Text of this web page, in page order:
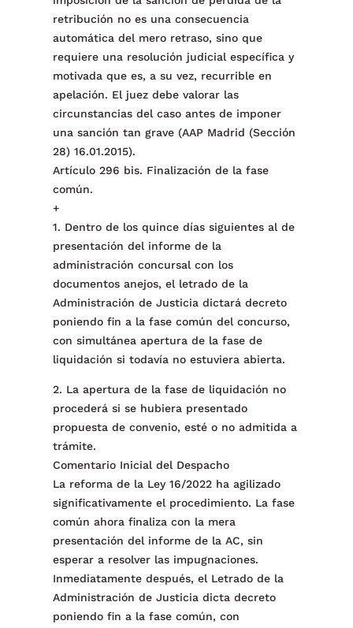
retribución no es una consecuencia
automática del mero retraso, sino que
requiere una resolución judicial específica y
motivada que es, a su vez, recurrible en
apelación. El juez debe valorar las
circunstancias del caso antes de imponer
una sanción tan grave (AAP Madrid (Sección
28) 16.01.2015).
Artículo 296 bis. Finalización de la fase
común.
+
1. Dentro de los quince días siguientes al de
presentación del informe de la
administración concursal con los
documentos anejos, el letrado de la
Administración de Justicia dictará decreto
poniendo fin a la fase común del concurso,
con simultánea apertura de la fase de
liquidación si todavía no estuviera abierta.
2. La apertura de la fase de liquidación no
procederá si se hubiera presentado
propuesta de convenio, esté o no admitida a
trámite.
Comentario Inicial del Despacho
La reforma de la Ley 16/2022 ha agilizado
significativamente el procedimiento. La fase
común ahora finaliza con la mera
presentación del informe de la AC, sin
esperar a resolver las impugnaciones.
Inmediatamente después, el Letrado de la
Administración de Justicia dicta decreto
poniendo fin a la fase común, con